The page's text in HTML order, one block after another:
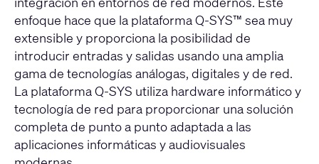
enfoque hace que la plataforma Q-SYS™ sea muy
extensible y proporciona la posibilidad de
introducir entradas y salidas usando una amplia
gama de tecnologías análogas, digitales y de red.
La plataforma Q-SYS utiliza hardware informático y
tecnología de red para proporcionar una solución
completa de punto a punto adaptada a las
aplicaciones informáticas y audiovisuales